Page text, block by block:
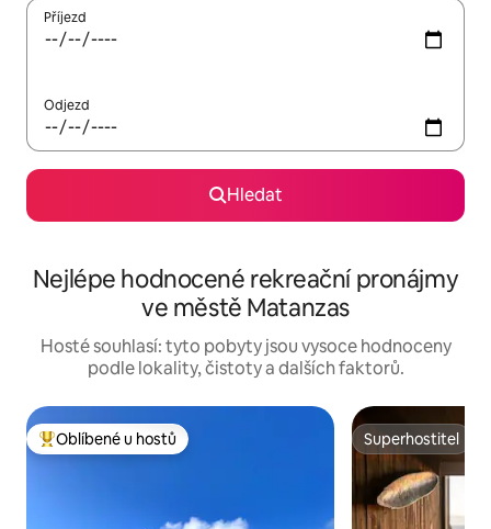
Příjezd
Odjezd
Hledat
Nejlépe hodnocené rekreační pronájmy
ve městě Matanzas
Hosté souhlasí: tyto pobyty jsou vysoce hodnoceny
podle lokality, čistoty a dalších faktorů.
Nejlepší v kategorii Oblíbené u hostů
Oblíbené u hostů Superhostitel
Superhostitel